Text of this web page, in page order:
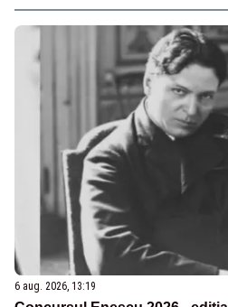
6 aug. 2026, 13:19